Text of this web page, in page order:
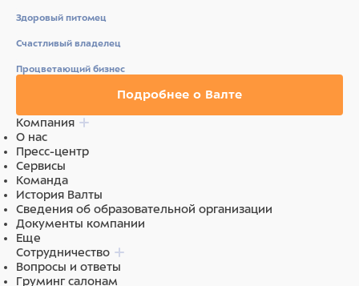
Здоровый питомец
Счастливый владелец
Процветающий бизнес
Подробнее о Валте
Компания
О нас
Пресс-центр
Сервисы
Команда
История Валты
Сведения об образовательной организации
Документы компании
Еще
Сотрудничество
Вопросы и ответы
Груминг салонам